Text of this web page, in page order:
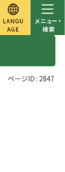
ページID : 2847